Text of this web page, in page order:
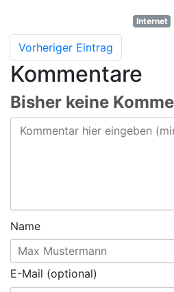
Internet
Vorheriger Eintrag
Kommentare
Bisher keine
Name
E-Mail (optional)